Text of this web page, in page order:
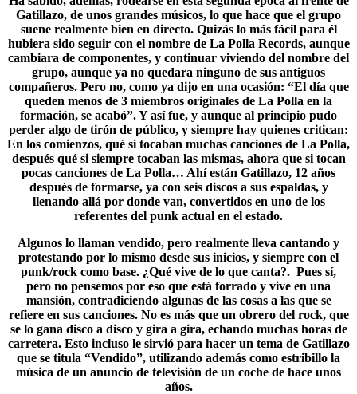
Gatillazo, de unos grandes músicos, lo que hace que el grupo
suene realmente bien en directo. Quizás lo más fácil para él
hubiera sido seguir con el nombre de La Polla Records, aunque
cambiara de componentes, y continuar viviendo del nombre del
grupo, aunque ya no quedara ninguno de sus antiguos
compañeros. Pero no, como ya dijo en una ocasión: “El día que
queden menos de 3 miembros originales de La Polla en la
formación, se acabó”. Y así fue, y aunque al principio pudo
perder algo de tirón de público, y siempre hay quienes critican:
En los comienzos, qué si tocaban muchas canciones de La Polla,
después qué si siempre tocaban las mismas, ahora que si tocan
pocas canciones de La Polla… Ahí están Gatillazo, 12 años
después de formarse, ya con seis discos a sus espaldas, y
llenando allá por donde van, convertidos en uno de los
referentes del punk actual en el estado.
Algunos lo llaman vendido, pero realmente lleva cantando y
protestando por lo mismo desde sus inicios, y siempre con el
punk/rock como base. ¿Qué vive de lo que canta?. Pues sí,
pero no pensemos por eso que está forrado y vive en una
mansión, contradiciendo algunas de las cosas a las que se
refiere en sus canciones. No es más que un obrero del rock, que
se lo gana disco a disco y gira a gira, echando muchas horas de
carretera. Esto incluso le sirvió para hacer un tema de Gatillazo
que se titula “Vendido”, utilizando además como estribillo la
música de un anuncio de televisión de un coche de hace unos
años.